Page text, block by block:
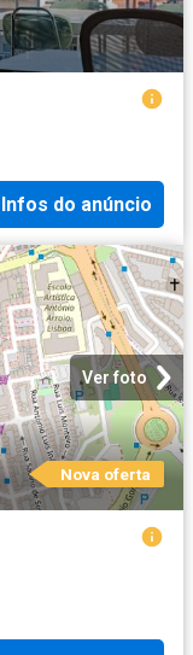
Infos do anúncio
Ver foto
Nova oferta